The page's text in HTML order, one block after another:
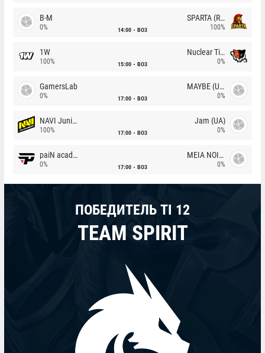
B-M
0% 14:00 BO3
SPARTA (RU)
100%
1W
100% 15:00 BO3
Nuclear TigeRES
0%
GamersLab
0% 17:00 BO3
MAYBE (UA)
0%
NAVI Junior
100% 17:00 BO3
Jam (UA)
0%
paiN academy
0% 17:00 BO3
MEIA NOITE
0%
ПОБЕДИТЕЛЬ TI 12
TEAM SPIRIT